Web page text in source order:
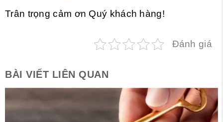
Trân trọng cảm ơn Quý khách hàng!
Đánh giá
BÀI VIẾT LIÊN QUAN